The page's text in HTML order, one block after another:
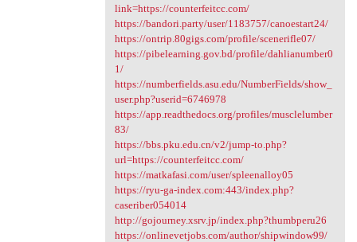
link=https://counterfeitcc.com/
https://bandori.party/user/1183757/canoestart24/
https://ontrip.80gigs.com/profile/scenerifle07/
https://pibelearning.gov.bd/profile/dahlianumber0
1/
https://numberfields.asu.edu/NumberFields/show_
user.php?userid=6746978
https://app.readthedocs.org/profiles/musclelumber
83/
https://bbs.pku.edu.cn/v2/jump-to.php?
url=https://counterfeitcc.com/
https://matkafasi.com/user/spleenalloy05
https://ryu-ga-index.com:443/index.php?
caseriber054014
http://gojourney.xsrv.jp/index.php?thumbperu26
https://onlinevetjobs.com/author/shipwindow99/